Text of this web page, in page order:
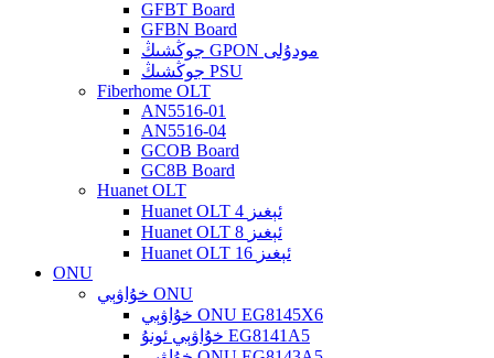
GFBT Board
GFBN Board
جوڭشىڭ GPON مودۇلى
جوڭشىڭ PSU
Fiberhome OLT
AN5516-01
AN5516-04
GCOB Board
GC8B Board
Huanet OLT
Huanet OLT 4 ئېغىز
Huanet OLT 8 ئېغىز
Huanet OLT 16 ئېغىز
ONU
خۇاۋېي ONU
خۇاۋېي ONU EG8145X6
خۇاۋېي ئونۇ EG8141A5